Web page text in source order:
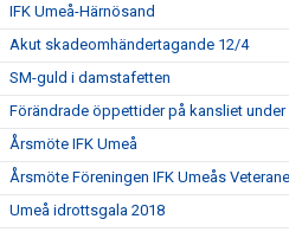
IFK Umeå-Härnösand
Akut skadeomhändertagande 12/4
SM-guld i damstafetten
Förändrade öppettider på kansliet under
Årsmöte IFK Umeå
Årsmöte Föreningen IFK Umeås
Umeå idrottsgala 2018